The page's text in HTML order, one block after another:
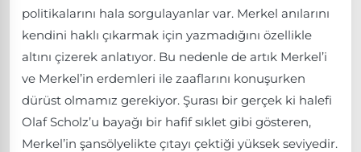
politikalarını hala sorgulayanlar var. Merkel anılarını
kendini haklı çıkarmak için yazmadığını özellikle
altını çizerek anlatıyor. Bu nedenle de artık Merkel’i
ve Merkel’in erdemleri ile zaaflarını konuşurken
dürüst olmamız gerekiyor. Şurası bir gerçek ki halefi
Olaf Scholz’u bayağı bir hafif sıklet gibi gösteren,
Merkel’in şansölyelikte çıtayı çektiği yüksek seviyedir.